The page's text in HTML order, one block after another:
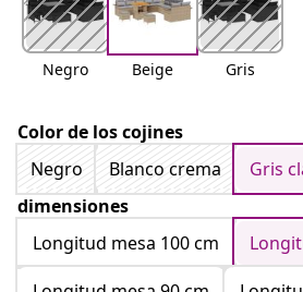
Negro Beige Gris
Color de los cojines
Negro
Blanco crema Gris
dimensiones
Longitud mesa 100 cm